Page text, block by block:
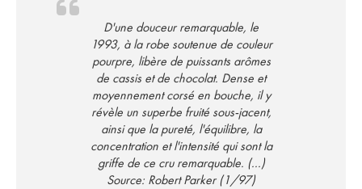
D'une douceur remarquable, le
1993, à la robe soutenue de couleur
pourpre, libère de puissants arômes
de cassis et de chocolat. Dense et
moyennement corsé en bouche, il y
révèle un superbe fruité sous-jacent,
ainsi que la pureté, l'équilibre, la
concentration et l'intensité qui sont la
griffe de ce cru remarquable. (...)
Source: Robert Parker (1/97)